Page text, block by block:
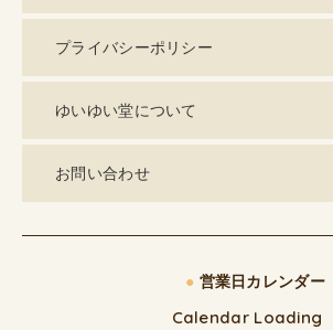
プライバシーポリシー
ゆいゆい堂について
お問い合わせ
● 営業日カレンダー
Calendar Loading